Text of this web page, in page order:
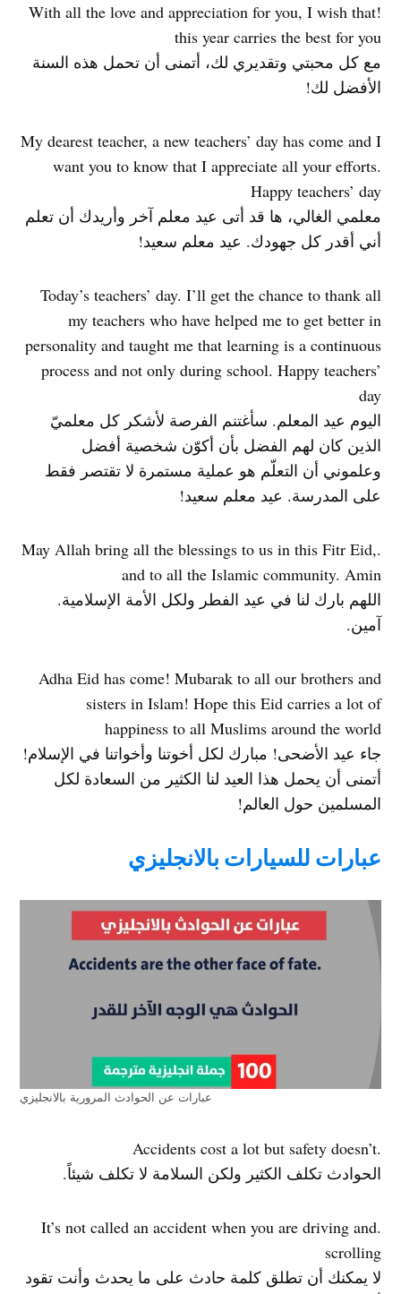
!With all the love and appreciation for you, I wish that
this year carries the best for you
مع كل محبتي وتقديري لك، أتمنى أن تحمل هذه السنة
الأفضل لك!
My dearest teacher, a new teachers’ day has come and I
want you to know that I appreciate all your efforts.
Happy teachers’ day
معلمي الغالي، ها قد أتى عيد معلم آخر وأريدك أن تعلم
أني أقدر كل جهودك. عيد معلم سعيد!
Today’s teachers’ day. I’ll get the chance to thank all
my teachers who have helped me to get better in
personality and taught me that learning is a continuous
process and not only during school. Happy teachers’
day
اليوم عيد المعلم. سأغتنم الفرصة لأشكر كل معلميّ
الذين كان لهم الفضل بأن أكوّن شخصية أفضل
وعلموني أن التعلّم هو عملية مستمرة لا تقتصر فقط
على المدرسة. عيد معلم سعيد!
.May Allah bring all the blessings to us in this Fitr Eid,
and to all the Islamic community. Amin
اللهم بارك لنا في عيد الفطر ولكل الأمة الإسلامية.
آمين.
Adha Eid has come! Mubarak to all our brothers and
sisters in Islam! Hope this Eid carries a lot of
happiness to all Muslims around the world
جاء عيد الأضحى! مبارك لكل أخوتنا وأخواتنا في الإسلام!
أتمنى أن يحمل هذا العيد لنا الكثير من السعادة لكل
المسلمين حول العالم!
عبارات للسيارات بالانجليزي
عبارات عن الحوادث المرورية بالانجليزي
.Accidents cost a lot but safety doesn’t
الحوادث تكلف الكثير ولكن السلامة لا تكلف شيئاً.
.It’s not called an accident when you are driving and
scrolling
لا يمكنك أن تطلق كلمة حادث على ما يحدث وأنت تقود